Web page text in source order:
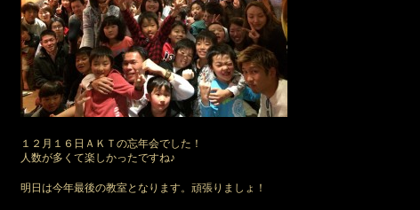
１２月１６日ＡＫＴの忘年会でした！
人数が多くて楽しかったですね♪
明日は今年最後の教室となります。頑張りましょ！